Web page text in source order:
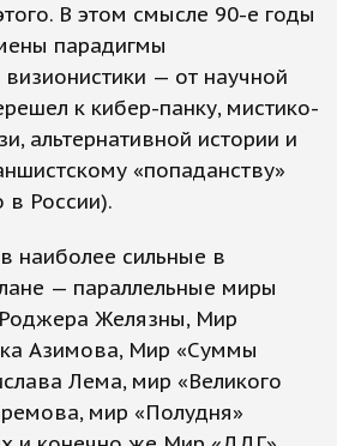
В этом смысле 90-е годы
парадигмы
— от научной
к кибер-панку, мистико-
альтернативной истории и
«попаданству»
в России).
наиболее сильные в
— параллельные миры
Желязны, Мир
Азимова, Мир «Суммы
Лема, мир «Великого
мир «Полудня»